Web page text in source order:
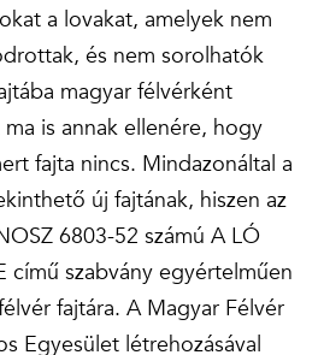
a lovakat, amelyek nem
és nem sorolhatók
magyar félvérként
is annak ellenére, hogy
fajta nincs. Mindazonáltal a
új fajtának, hiszen az
6803-52 számú A LÓ
című szabvány egyértelműen
fajtára. A Magyar Félvér
Egyesület létrehozásával